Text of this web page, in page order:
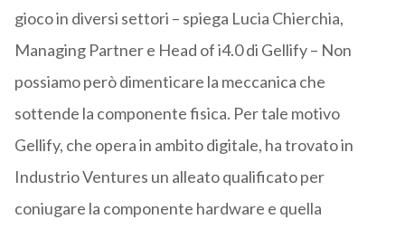
gioco in diversi settori – spiega Lucia Chierchia,
Managing Partner e Head of i4.0 di Gellify – Non
possiamo però dimenticare la meccanica che
sottende la componente fisica. Per tale motivo
Gellify, che opera in ambito digitale, ha trovato in
Industrio Ventures un alleato qualificato per
coniugare la componente hardware e quella